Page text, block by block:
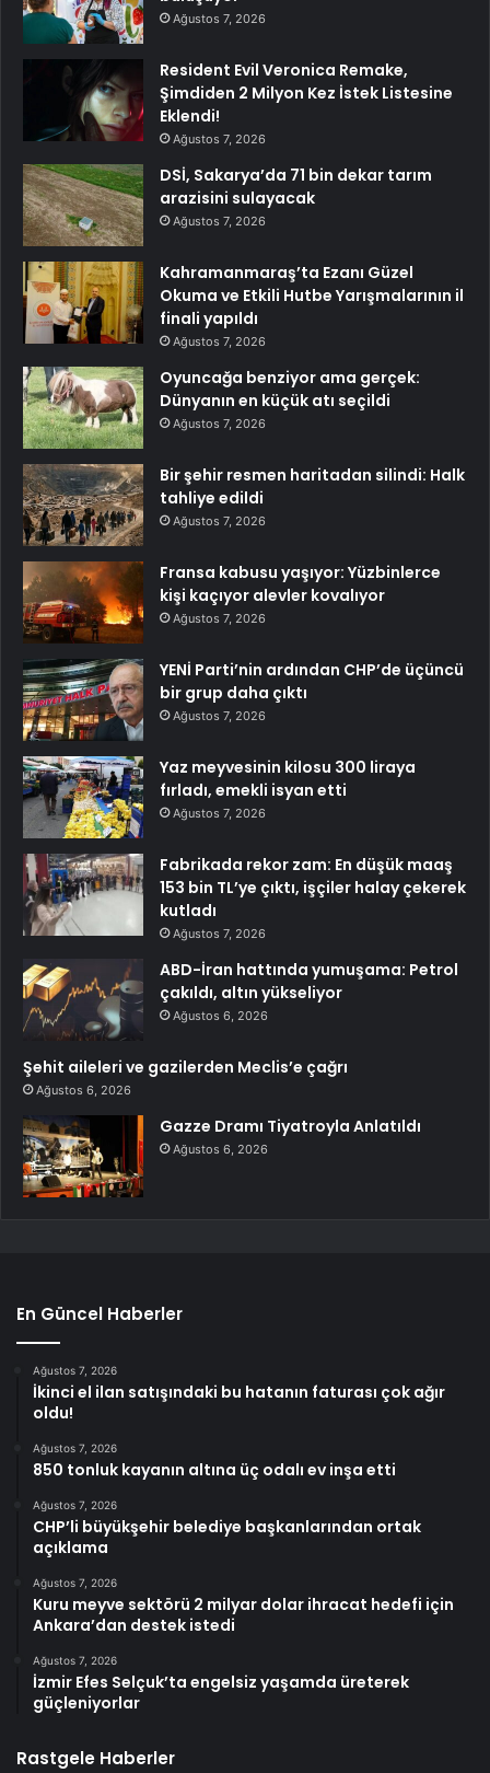
Ağustos 7, 2026
Resident Evil Veronica Remake,
Şimdiden 2 Milyon Kez İstek Listesine
Eklendi!
Ağustos 7, 2026
DSİ, Sakarya’da 71 bin dekar tarım
arazisini sulayacak
Ağustos 7, 2026
Kahramanmaraş’ta Ezanı Güzel
Okuma ve Etkili Hutbe Yarışmalarının il
finali yapıldı
Ağustos 7, 2026
Oyuncağa benziyor ama gerçek:
Dünyanın en küçük atı seçildi
Ağustos 7, 2026
Bir şehir resmen haritadan silindi: Halk
tahliye edildi
Ağustos 7, 2026
Fransa kabusu yaşıyor: Yüzbinlerce
kişi kaçıyor alevler kovalıyor
Ağustos 7, 2026
YENİ Parti’nin ardından CHP’de üçüncü
bir grup daha çıktı
Ağustos 7, 2026
Yaz meyvesinin kilosu 300 liraya
fırladı, emekli isyan etti
Ağustos 7, 2026
Fabrikada rekor zam: En düşük maaş
153 bin TL’ye çıktı, işçiler halay çekerek
kutladı
Ağustos 7, 2026
ABD-İran hattında yumuşama: Petrol
çakıldı, altın yükseliyor
Ağustos 6, 2026
Şehit aileleri ve gazilerden Meclis’e çağrı
Ağustos 6, 2026
Gazze Dramı Tiyatroyla Anlatıldı
Ağustos 6, 2026
En Güncel Haberler
Ağustos 7, 2026
İkinci el ilan satışındaki bu hatanın faturası çok ağır
oldu!
Ağustos 7, 2026
850 tonluk kayanın altına üç odalı ev inşa etti
Ağustos 7, 2026
CHP’li büyükşehir belediye başkanlarından ortak
açıklama
Ağustos 7, 2026
Kuru meyve sektörü 2 milyar dolar ihracat hedefi için
Ankara’dan destek istedi
Ağustos 7, 2026
İzmir Efes Selçuk’ta engelsiz yaşamda üreterek
güçleniyorlar
Rastgele Haberler